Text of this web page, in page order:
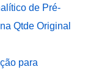
de Pré-
Qtde Original
para